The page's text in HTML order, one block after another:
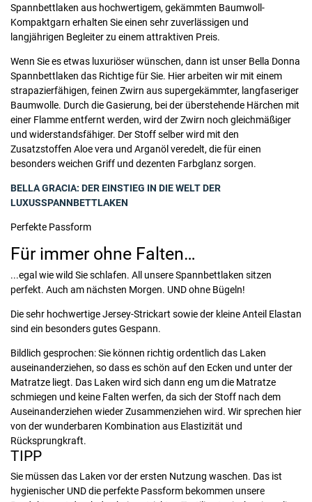
Spannbettlaken aus hochwertigem, gekämmten Baumwoll-
Kompaktgarn erhalten Sie einen sehr zuverlässigen und
langjährigen Begleiter zu einem attraktiven Preis.
Wenn Sie es etwas luxuriöser wünschen, dann ist unser Bella Donna
Spannbettlaken das Richtige für Sie. Hier arbeiten wir mit einem
strapazierfähigen, feinen Zwirn aus supergekämmter, langfaseriger
Baumwolle. Durch die Gasierung, bei der überstehende Härchen mit
einer Flamme entfernt werden, wird der Zwirn noch gleichmäßiger
und widerstandsfähiger. Der Stoff selber wird mit den
Zusatzstoffen Aloe vera und Arganöl veredelt, die für einen
besonders weichen Griff und dezenten Farbglanz sorgen.
BELLA GRACIA: DER EINSTIEG IN DIE WELT DER
LUXUSSPANNBETTLAKEN
Perfekte Passform
Für immer ohne Falten…
...egal wie wild Sie schlafen. All unsere Spannbettlaken sitzen
perfekt. Auch am nächsten Morgen. UND ohne Bügeln!
Die sehr hochwertige Jersey-Strickart sowie der kleine Anteil Elastan
sind ein besonders gutes Gespann.
Bildlich gesprochen: Sie können richtig ordentlich das Laken
auseinanderziehen, so dass es schön auf den Ecken und unter der
Matratze liegt. Das Laken wird sich dann eng um die Matratze
schmiegen und keine Falten werfen, da sich der Stoff nach dem
Auseinanderziehen wieder Zusammenziehen wird. Wir sprechen hier
von der wunderbaren Kombination aus Elastizität und
Rücksprungkraft.
TIPP
Sie müssen das Laken vor der ersten Nutzung waschen. Das ist
hygienischer UND die perfekte Passform bekommen unsere